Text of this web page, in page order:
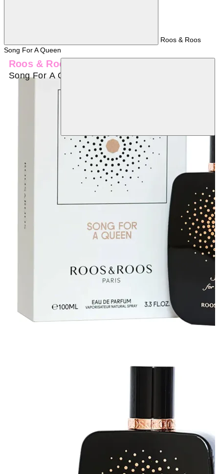
Roos & Roos
Song For A Queen
Roos & Roos
Song For A Queen